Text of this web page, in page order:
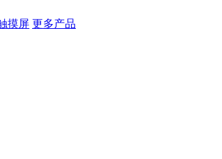
摸屏 更多产品